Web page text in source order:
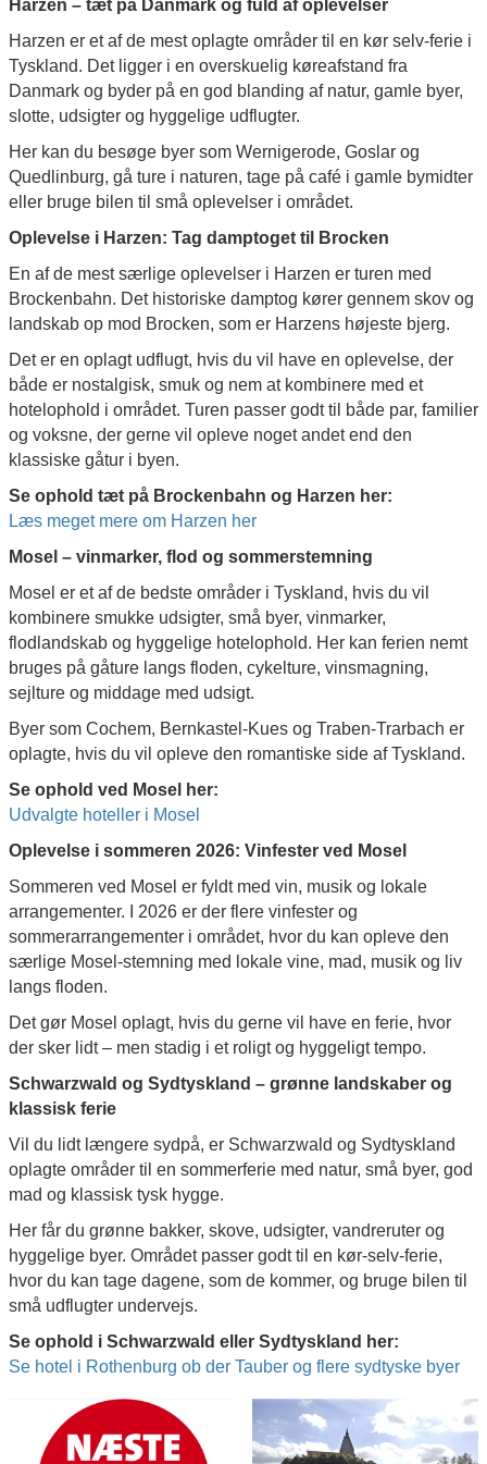
Harzen – tæt på Danmark og fuld af oplevelser
Harzen er et af de mest oplagte områder til en kør selv-ferie i
Tyskland. Det ligger i en overskuelig køreafstand fra
Danmark og byder på en god blanding af natur, gamle byer,
slotte, udsigter og hyggelige udflugter.
Her kan du besøge byer som Wernigerode, Goslar og
Quedlinburg, gå ture i naturen, tage på café i gamle bymidter
eller bruge bilen til små oplevelser i området.
Oplevelse i Harzen: Tag damptoget til Brocken
En af de mest særlige oplevelser i Harzen er turen med
Brockenbahn. Det historiske damptog kører gennem skov og
landskab op mod Brocken, som er Harzens højeste bjerg.
Det er en oplagt udflugt, hvis du vil have en oplevelse, der
både er nostalgisk, smuk og nem at kombinere med et
hotelophold i området. Turen passer godt til både par, familier
og voksne, der gerne vil opleve noget andet end den
klassiske gåtur i byen.
Se ophold tæt på Brockenbahn og Harzen her:
Læs meget mere om Harzen her
Mosel – vinmarker, flod og sommerstemning
Mosel er et af de bedste områder i Tyskland, hvis du vil
kombinere smukke udsigter, små byer, vinmarker,
flodlandskab og hyggelige hotelophold. Her kan ferien nemt
bruges på gåture langs floden, cykelture, vinsmagning,
sejlture og middage med udsigt.
Byer som Cochem, Bernkastel-Kues og Traben-Trarbach er
oplagte, hvis du vil opleve den romantiske side af Tyskland.
Se ophold ved Mosel her:
Udvalgte hoteller i Mosel
Oplevelse i sommeren 2026: Vinfester ved Mosel
Sommeren ved Mosel er fyldt med vin, musik og lokale
arrangementer. I 2026 er der flere vinfester og
sommerarrangementer i området, hvor du kan opleve den
særlige Mosel-stemning med lokale vine, mad, musik og liv
langs floden.
Det gør Mosel oplagt, hvis du gerne vil have en ferie, hvor
der sker lidt – men stadig i et roligt og hyggeligt tempo.
Schwarzwald og Sydtyskland – grønne landskaber og
klassisk ferie
Vil du lidt længere sydpå, er Schwarzwald og Sydtyskland
oplagte områder til en sommerferie med natur, små byer, god
mad og klassisk tysk hygge.
Her får du grønne bakker, skove, udsigter, vandreruter og
hyggelige byer. Området passer godt til en kør-selv-ferie,
hvor du kan tage dagene, som de kommer, og bruge bilen til
små udflugter undervejs.
Se ophold i Schwarzwald eller Sydtyskland her:
Se hotel i Rothenburg ob der Tauber og flere sydtyske byer